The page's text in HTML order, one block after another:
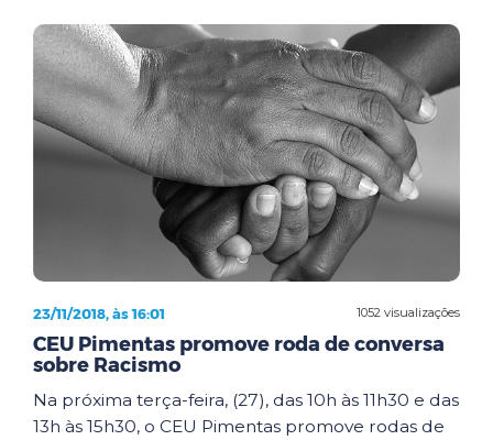
1052 visualizações
23/11/2018, às 16:01
CEU Pimentas promove roda de conversa
sobre Racismo
Na próxima terça-feira, (27), das 10h às 11h30 e das
13h às 15h30, o CEU Pimentas promove rodas de